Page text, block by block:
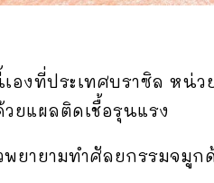
องที่ประเทศบราซิล หน่
ยแผลติดเชื้อรุนแรง
ยายามทำศัลยกรรมจมูก